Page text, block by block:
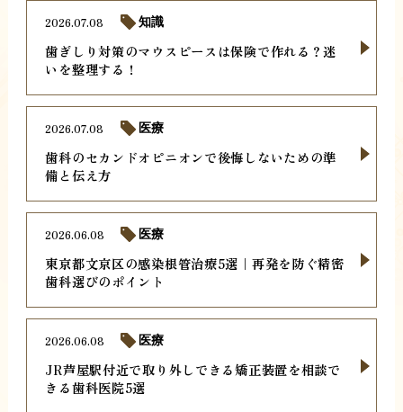
歯ぎしり対策のマウスピースは保険で作れる？迷
いを整理する！
2026.07.08 知識
歯科のセカンドオピニオンで後悔しないための準
備と伝え方
2026.07.08 医療
東京都文京区の感染根管治療5選｜再発を防ぐ精密
歯科選びのポイント
2026.06.08 医療
JR芦屋駅付近で取り外しできる矯正装置を相談で
きる歯科医院5選
2026.06.08 医療